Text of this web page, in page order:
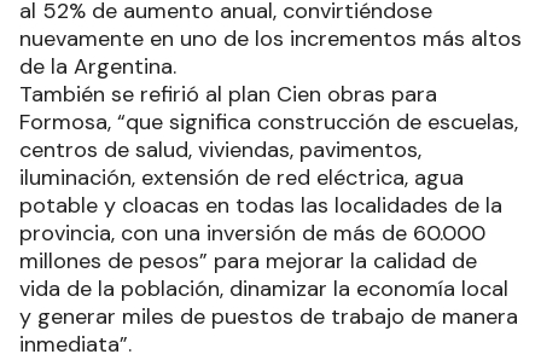
al 52% de aumento anual, convirtiéndose
nuevamente en uno de los incrementos más altos
de la Argentina.
También se refirió al plan Cien obras para
Formosa, “que significa construcción de escuelas,
centros de salud, viviendas, pavimentos,
iluminación, extensión de red eléctrica, agua
potable y cloacas en todas las localidades de la
provincia, con una inversión de más de 60.000
millones de pesos” para mejorar la calidad de
vida de la población, dinamizar la economía local
y generar miles de puestos de trabajo de manera
inmediata”.